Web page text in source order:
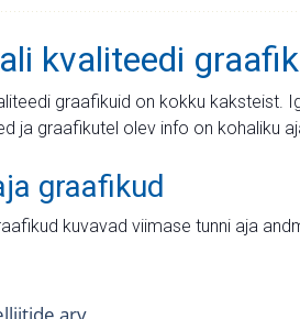
kvaliteedi
graafikuid on kokku kaksteist.
ja graafikutel olev info on kohaliku
graafikud
kuvavad viimase tunni aja